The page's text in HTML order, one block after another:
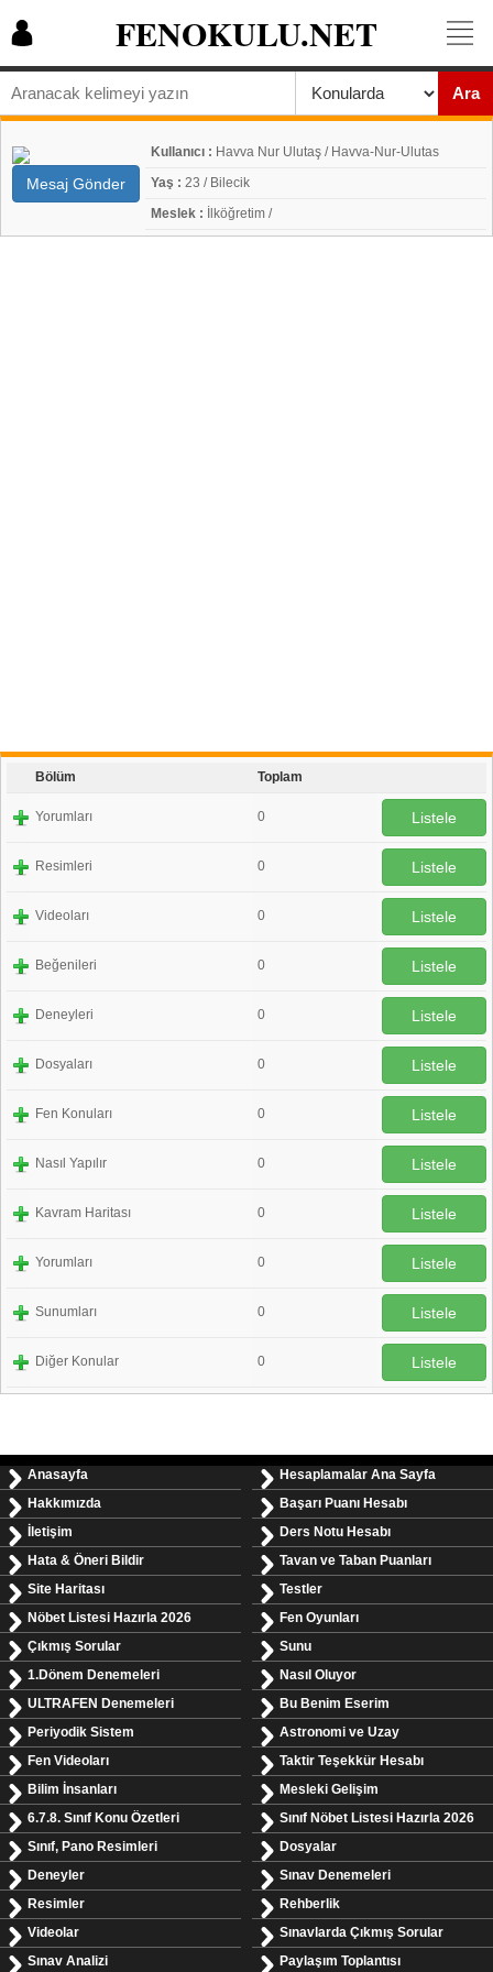
FENOKULU.NET
Ara
Mesaj Gönder
Kullanıcı : Havva Nur Ulutaş / Havva-Nur-Ulutas
Yaş : 23 / Bilecik
Meslek : İlköğretim /
Bölüm Toplam
Yorumları 0 Listele
Resimleri 0 Listele
Videoları 0 Listele
Beğenileri 0 Listele
Deneyleri 0 Listele
Dosyaları 0 Listele
Fen Konuları 0 Listele
Nasıl Yapılır 0 Listele
Kavram Haritası 0 Listele
Yorumları 0 Listele
Sunumları 0 Listele
Diğer Konular 0 Listele
Anasayfa
Hakkımızda
İletişim
Hata & Öneri Bildir
Site Haritası
Nöbet Listesi Hazırla 2026
Çıkmış Sorular
1.Dönem Denemeleri
ULTRAFEN Denemeleri
Periyodik Sistem
Fen Videoları
Bilim İnsanları
6.7.8. Sınıf Konu Özetleri
Sınıf, Pano Resimleri
Deneyler
Resimler
Videolar
Sınav Analizi
Hesaplamalar Ana Sayfa
Başarı Puanı Hesabı
Ders Notu Hesabı
Tavan ve Taban Puanları
Testler
Fen Oyunları
Sunu
Nasıl Oluyor
Bu Benim Eserim
Astronomi ve Uzay
Taktir Teşekkür Hesabı
Mesleki Gelişim
Sınıf Nöbet Listesi Hazırla 2026
Dosyalar
Sınav Denemeleri
Rehberlik
Sınavlarda Çıkmış Sorular
Paylaşım Toplantısı